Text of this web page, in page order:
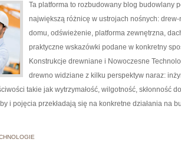
Ta platforma to rozbudowany blog budowlany
największą różnicę w ustrojach nośnych:
domu, odświeżenie, platforma zewnętrzna,
praktyczne wskazówki podane w konkretny
Konstrukcje drewniane i Nowoczesne
drewno widziane z kilku perspektyw naraz:
takie jak wytrzymałość, wilgotność, skłonność
i pojęcia przekładają się na konkretne działania na